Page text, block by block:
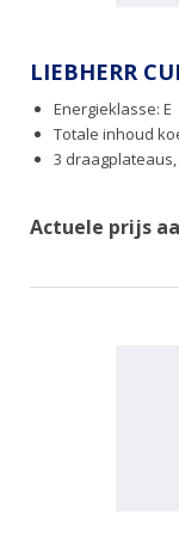
LIEBHERR
Energieklasse: E
Totale inhoud
3
Actuele prijs